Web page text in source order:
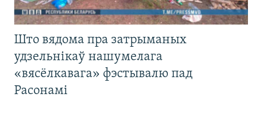
Што вядома пра затрыманых
удзельнікаў нашумелага
«вясёлкавага» фэстывалю пад
Расонамі